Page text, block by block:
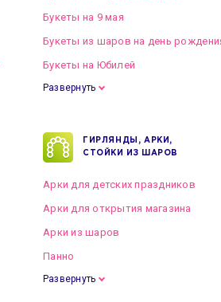
Букеты на 9 мая
Букеты из шаров на день
Букеты на Юбилей
Развернуть
ГИРЛЯНДЫ, АРКИ,
СТОЙКИ ИЗ ШАРОВ
Арки для детских праздников
Арки для открытия магазина
Арки из шаров
Панно
Развернуть